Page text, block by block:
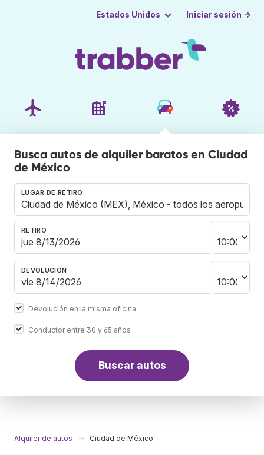
Estados Unidos Iniciar sesión →
Busca autos de alquiler baratos en Ciudad
de México
LUGAR DE RETIRO
RETIRO
DEVOLUCIÓN
Devolución en la misma oficina
Conductor entre 30 y 65 años
Buscar autos
Alquiler de autos Ciudad de México